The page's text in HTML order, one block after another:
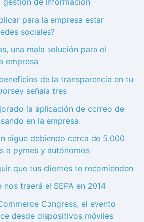
para la empresa estar
sociales?
una mala solución para el
empresa
de la transparencia en tu
señala tres
la aplicación de correo de
en la empresa
sigue debiendo cerca de 5.000
a pymes y autónomos
que tus clientes te recomienden
nos traerá el SEPA en 2014
Congress, el evento
desde dispositivos móviles